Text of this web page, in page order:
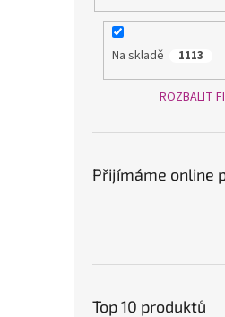
Na skladě 1113
ROZBALIT
Přijímáme online
Top 10 produktů